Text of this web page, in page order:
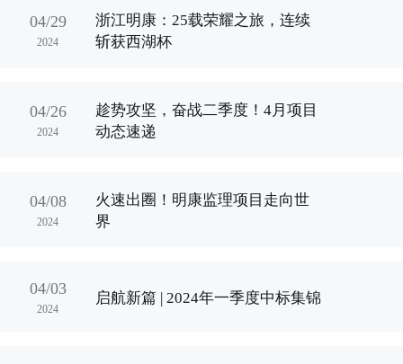
04/29
2024
浙江明康：25载荣耀之旅，连续
斩获西湖杯
04/26
2024
趁势攻坚，奋战二季度！4月项目
动态速递
04/08
2024
火速出圈！明康监理项目走向世
界
04/03
2024
启航新篇 | 2024年一季度中标集锦